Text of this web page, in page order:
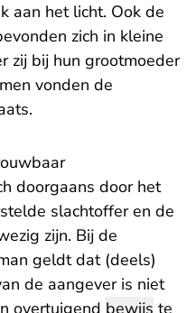
aan het licht. Ook de
zich in kleine
zij bij hun grootmoeder
vonden de
doorgaans door het
slachtoffer en de
zijn. Bij de
geldt dat (deels)
de aangever is niet
overtuigend bewijs te